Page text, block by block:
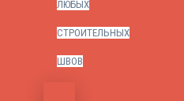
ЛЮБЫХ
СТРОИТЕЛЬНЫХ
ШВОВ